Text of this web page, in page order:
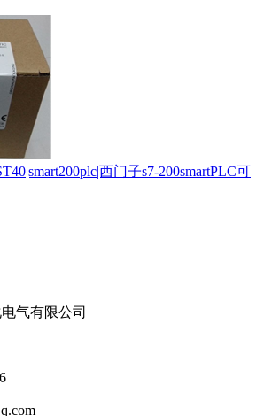
西门子s7-200smartPLC可
气有限公司